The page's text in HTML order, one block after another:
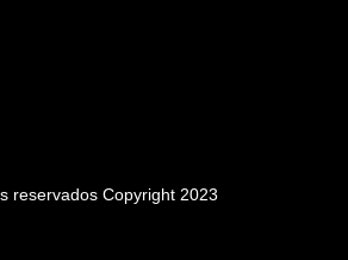
reservados Copyright 2023